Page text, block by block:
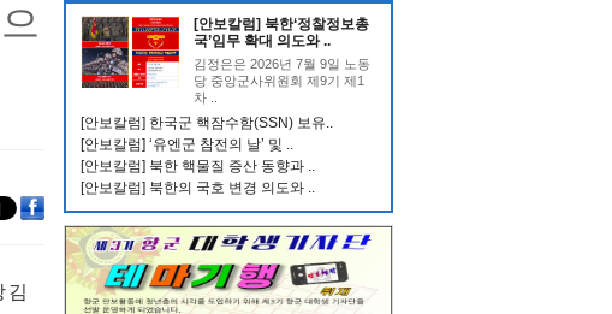
김
[안보칼럼] 북한‘정찰정보총
국’임무 확대 의도와 ..
김정은은 2026년 7월 9일 노동
당 중앙군사위원회 제9기 제1
차 ..
[안보칼럼] 한국군 핵잠수함(SSN) 보유..
[안보칼럼] ‘유엔군 참전의 날’ 및 ..
[안보칼럼] 북한 핵물질 증산 동향과 ..
[안보칼럼] 북한의 국호 변경 의도와 ..